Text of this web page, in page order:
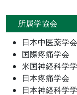
所属学協会
日本中医薬学会
国際疼痛学会
米国神経科学
日本疼痛学会
日本神経科学